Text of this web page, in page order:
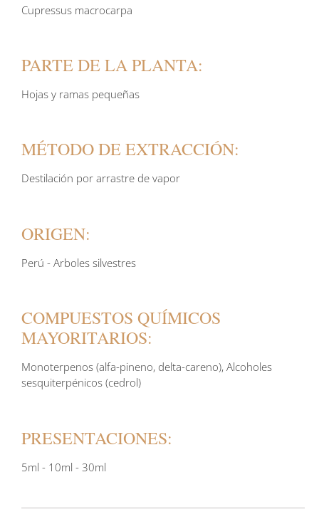
Cupressus macrocarpa
PARTE DE LA PLANTA:
Hojas y ramas pequeñas
MÉTODO DE EXTRACCIÓN:
Destilación por arrastre de vapor
ORIGEN:
Perú - Arboles silvestres
COMPUESTOS QUÍMICOS
MAYORITARIOS:
Monoterpenos (alfa-pineno, delta-careno), Alcoholes
sesquiterpénicos (cedrol)
PRESENTACIONES:
5ml - 10ml - 30ml